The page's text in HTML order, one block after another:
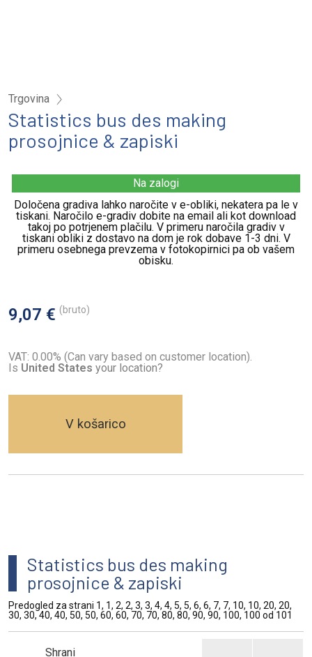
Trgovina
Statistics bus des making
prosojnice & zapiski
Na zalogi
Določena gradiva lahko naročite v e-obliki, nekatera pa le v
tiskani. Naročilo e-gradiv dobite na email ali kot download
takoj po potrjenem plačilu. V primeru naročila gradiv v
tiskani obliki z dostavo na dom je rok dobave 1-3 dni. V
primeru osebnega prevzema v fotokopirnici pa ob vašem
obisku.
9,07 € (bruto)
VAT: 0.00% (Can vary based on customer location).
Is United States your location?
V košarico
Statistics bus des making
prosojnice & zapiski
Predogled za strani 1, 1, 2, 2, 3, 3, 4, 4, 5, 5, 6, 6, 7, 7, 10, 10, 20, 20,
30, 30, 40, 40, 50, 50, 60, 60, 70, 70, 80, 80, 90, 90, 100, 100 od 101
Shrani